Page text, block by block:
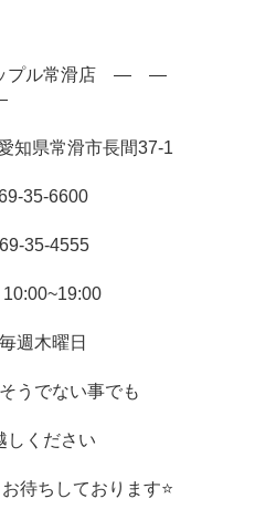
ル常滑店　—　—
知県常滑市長間37-1
35-6600
35-4555
週木曜日
うでない事でも
しください
待ちしております⭐